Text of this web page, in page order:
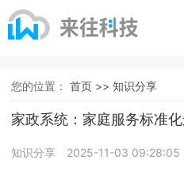
您的位置： 首页 >> 知识分享
家政系统：家庭服务标准
知识分享 2025-11-03 09:28:05